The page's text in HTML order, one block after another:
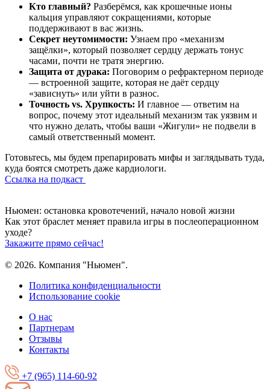
Кто главный? Разберёмся, как крошечные ионы
кальция управляют сокращениями, которые
поддерживают в вас жизнь.
Секрет неутомимости: Узнаем про «механизм
защёлки», который позволяет сердцу держать тонус
часами, почти не тратя энергию.
Защита от дурака: Поговорим о рефрактерном периоде
— встроенной защите, которая не даёт сердцу
«зависнуть» или уйти в разнос.
Точность vs. Хрупкость: И главное — ответим на
вопрос, почему этот идеальный механизм так уязвим и
что нужно делать, чтобы ваши «Жигули» не подвели в
самый ответственный момент.
Готовьтесь, мы будем препарировать мифы и заглядывать туда,
куда боятся смотреть даже кардиологи.
Ссылка на подкаст
Ньюмен: остановка кровотечений, начало новой жизни
Как этот браслет меняет правила игры в послеоперационном
уходе?
Закажите прямо сейчас!
© 2026. Компания "Ньюмен".
Политика конфиденциальности
Использование cookie
О нас
Партнерам
Отзывы
Контакты
+7 (965) 114-60-92